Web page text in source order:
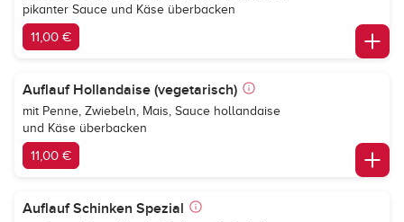
pikanter Sauce und Käse überbacken
11,00 €
Auflauf Hollandaise (vegetarisch)
mit Penne, Zwiebeln, Mais, Sauce hollandaise
und Käse überbacken
11,00 €
Auflauf Schinken Spezial